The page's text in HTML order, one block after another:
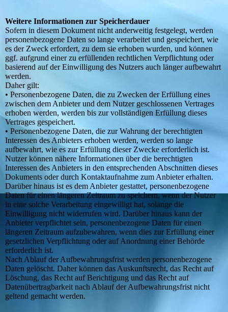
Weitere Informationen zur Speicherdauer
Sofern in diesem Dokument nicht anderweitig festgelegt, werden
personenbezogene Daten so lange verarbeitet und gespeichert, wie
es der Zweck erfordert, zu dem sie erhoben wurden, und können
ggf. aufgrund einer zu erfüllenden rechtlichen Verpflichtung oder
basierend auf der Einwilligung des Nutzers auch länger aufbewahrt
werden.
Daher gilt:
• Personenbezogene Daten, die zu Zwecken der Erfüllung eines
zwischen dem Anbieter und dem Nutzer geschlossenen Vertrages
erhoben werden, werden bis zur vollständigen Erfüllung dieses
Vertrages gespeichert.
• Personenbezogene Daten, die zur Wahrung der berechtigten
Interessen des Anbieters erhoben werden, werden so lange
aufbewahrt, wie es zur Erfüllung dieser Zwecke erforderlich ist.
Nutzer können nähere Informationen über die berechtigten
Interessen des Anbieters in den entsprechenden Abschnitten dieses
Dokuments oder durch Kontaktaufnahme zum Anbieter erhalten.
Darüber hinaus ist es dem Anbieter gestattet, personenbezogene
Daten für einen längeren Zeitraum zu speichern, wenn der Nutzer
in eine solche Verarbeitung eingewilligt hat, solange die
Einwilligung nicht widerrufen wird. Darüber hinaus kann der
Anbieter verpflichtet sein, personenbezogene Daten für einen
längeren Zeitraum aufzubewahren, wenn dies zur Erfüllung einer
gesetzlichen Verpflichtung oder auf Anordnung einer Behörde
erforderlich ist.
Nach Ablauf der Aufbewahrungsfrist werden personenbezogene
Daten gelöscht. Daher können das Auskunftsrecht, das Recht auf
Löschung, das Recht auf Berichtigung und das Recht auf
Datenübertragbarkeit nach Ablauf der Aufbewahrungsfrist nicht
geltend gemacht werden.